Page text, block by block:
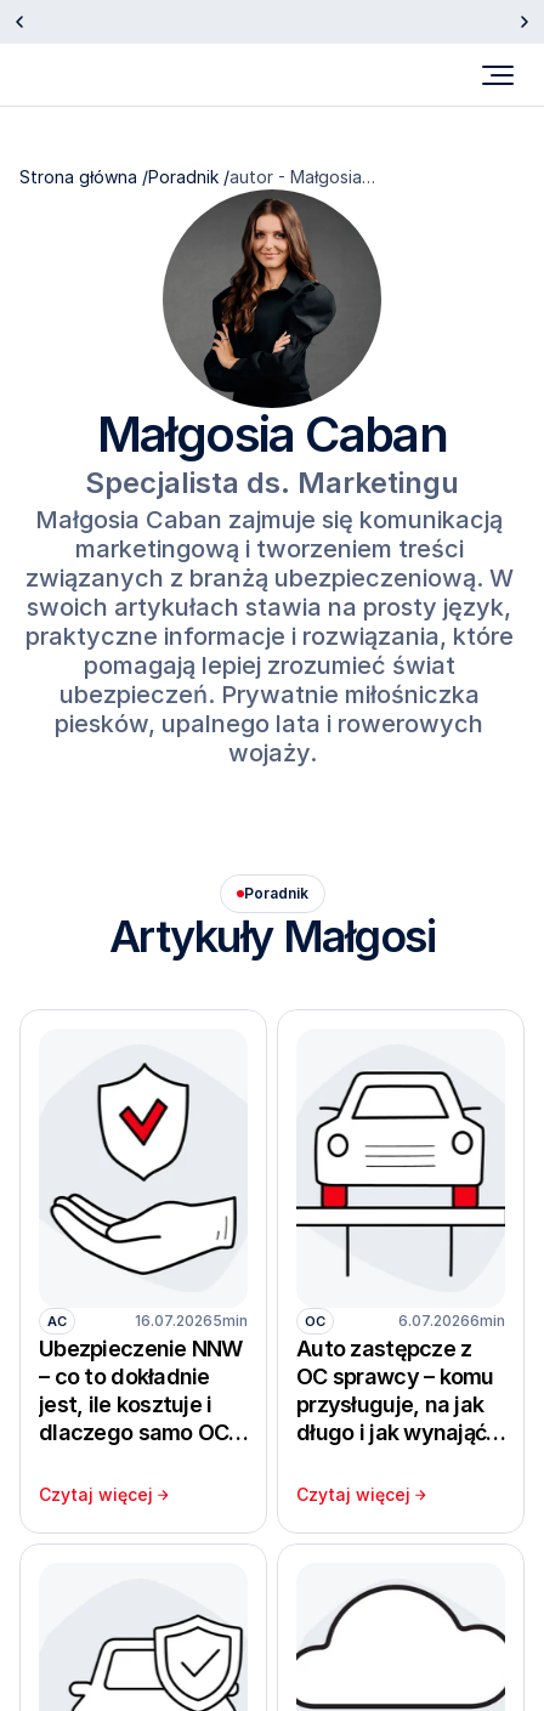
Strona główna /Poradnik /autor - Małgosia
Caban
Małgosia Caban
Specjalista ds. Marketingu
Małgosia Caban zajmuje się komunikacją
marketingową i tworzeniem treści
związanych z branżą ubezpieczeniową. W
swoich artykułach stawia na prosty język,
praktyczne informacje i rozwiązania, które
pomagają lepiej zrozumieć świat
ubezpieczeń. Prywatnie miłośniczka
piesków, upalnego lata i rowerowych
wojaży.
Poradnik
Artykuły Małgosi
AC 16.07.20265min
Ubezpieczenie NNW
– co to dokładnie
jest, ile kosztuje i
dlaczego samo OC
kierowcy i
Czytaj więcej
OC 6.07.20266min
Auto zastępcze z
OC sprawcy – komu
przysługuje, na jak
długo i jak wynająć
ryzyka dopłat z
Czytaj więcej
Sprawdź